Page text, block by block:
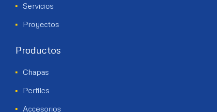
Servicios
Proyectos
Productos
Chapas
Perfiles
Accesorios